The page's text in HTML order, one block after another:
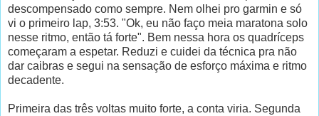
descompensado como sempre. Nem olhei pro garmin e só
vi o primeiro lap, 3:53. "Ok, eu não faço meia maratona solo
nesse ritmo, então tá forte". Bem nessa hora os quadríceps
começaram a espetar. Reduzi e cuidei da técnica pra não
dar caibras e segui na sensação de esforço máxima e ritmo
decadente.
Primeira das três voltas muito forte, a conta viria. Segunda